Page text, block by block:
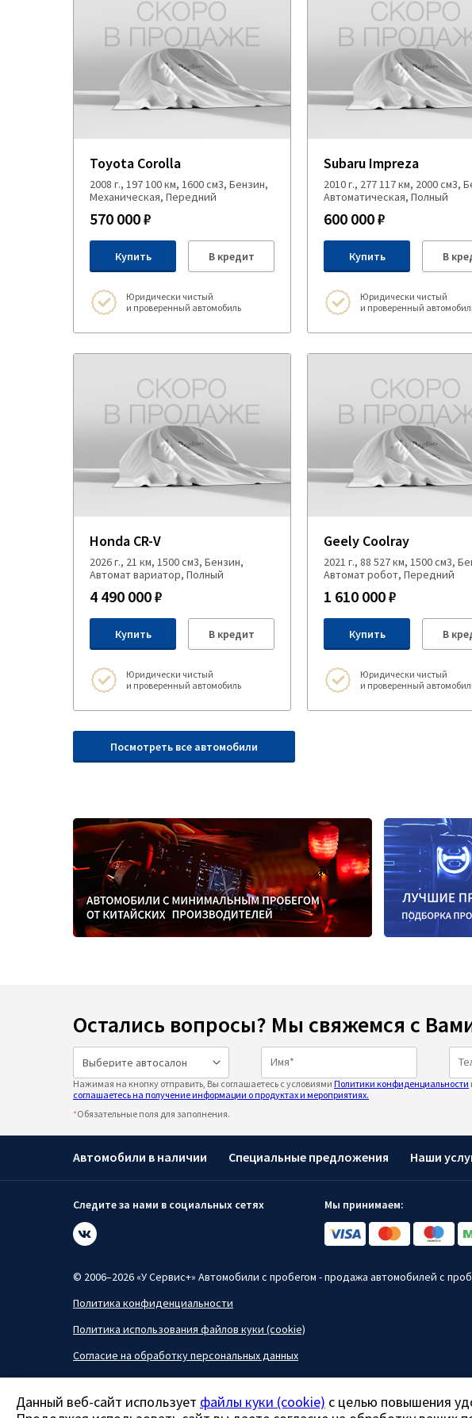
Toyota Corolla
2008 г., 197 100 км, 1600 см3, Бензин,
Механическая, Передний
570 000 ₽
Купить В кредит
Юридически чистый
и проверенный автомобиль
Subaru Impreza
2010 г., 277 117 км, 2000 см3,
Автоматическая, Полный
600 000 ₽
Купить В
Юридически чистый
и проверенный
Honda CR-V
2026 г., 21 км, 1500 см3, Бензин,
Автомат вариатор, Полный
4 490 000 ₽
Купить В кредит
Юридически чистый
и проверенный автомобиль
Geely Coolray
2021 г., 88 527 км, 1500 см3,
Автомат робот, Передний
1 610 000 ₽
Купить В
Юридически чистый
и проверенный
Посмотреть все автомобили
Остались вопросы? Мы свяжемся с
Нажимая на кнопку отправить, Вы соглашаетесь с условиями Политики конфиденциальности
соглашаетесь на получение информации о продуктах и мероприятиях.
*Обязательные поля для заполнения.
Автомобили в наличии Специальные предложения Наши
Следите за нами в социальных сетях Мы принимаем:
© 2006–2026 «У Сервис+» Автомобили с пробегом - продажа автомобилей с
Политика конфиденциальности
Политика использования файлов куки (cookie)
Согласие на обработку персональных данных
Все права защищены.
Данный сайт носит информационно-справочный характер и ни при каких
Данный веб-сайт использует файлы куки (cookie) с целью повышения